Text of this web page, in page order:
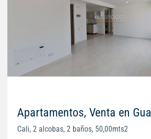
Apartamentos, Venta en
Cali, 2 alcobas, 2 baños, 50,00mts2